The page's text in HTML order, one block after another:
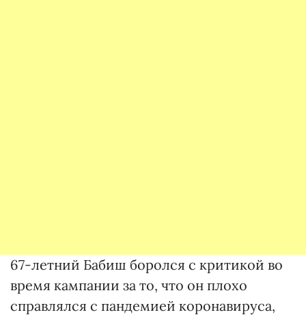
67-летний Бабиш боролся с критикой во
время кампании за то, что он плохо
справлялся с пандемией коронавируса,